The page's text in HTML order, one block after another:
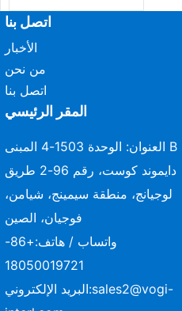
اتصل بنا
الأخبار
من نحن
اتصل بنا
المقر الرئيسي
العنوان: الوحدة 1503-4 المبنى B
دايموند كوست، رقم 96-2 طريق
لوجيانج، منطقة سيمينج، شيامن،
فوجيان، الصين
واتساب / هاتف:
+86-
18050019721
البريد الإلكتروني:sales2@vogi-